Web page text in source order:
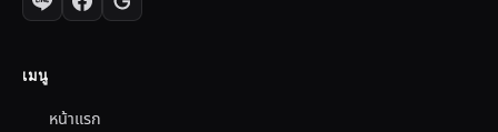
เมนู
หน้าแรก